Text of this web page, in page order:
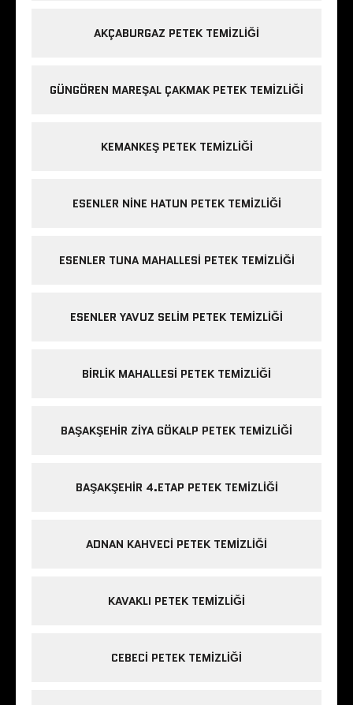
AKÇABURGAZ PETEK TEMIZLIĞI
GÜNGÖREN MAREŞAL ÇAKMAK PETEK TEMIZLIĞI
KEMANKEŞ PETEK TEMIZLIĞI
ESENLER NINE HATUN PETEK TEMIZLIĞI
ESENLER TUNA MAHALLESI PETEK TEMIZLIĞI
ESENLER YAVUZ SELIM PETEK TEMIZLIĞI
BIRLIK MAHALLESI PETEK TEMIZLIĞI
BAŞAKŞEHIR ZIYA GÖKALP PETEK TEMIZLIĞI
BAŞAKŞEHIR 4.ETAP PETEK TEMIZLIĞI
ADNAN KAHVECI PETEK TEMIZLIĞI
KAVAKLI PETEK TEMIZLIĞI
CEBECI PETEK TEMIZLIĞI